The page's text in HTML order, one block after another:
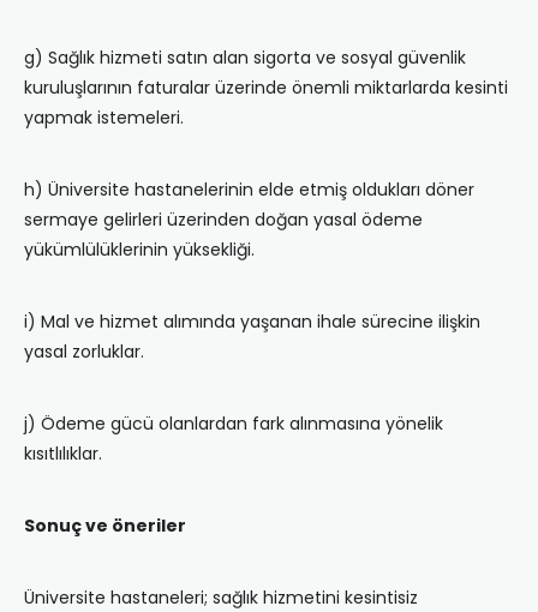
g) Sağlık hizmeti satın alan sigorta ve sosyal güvenlik
kuruluşlarının faturalar üzerinde önemli miktarlarda kesinti
yapmak istemeleri.
h) Üniversite hastanelerinin elde etmiş oldukları döner
sermaye gelirleri üzerinden doğan yasal ödeme
yükümlülüklerinin yüksekliği.
i) Mal ve hizmet alımında yaşanan ihale sürecine ilişkin
yasal zorluklar.
j) Ödeme gücü olanlardan fark alınmasına yönelik
kısıtlılıklar.
Sonuç ve öneriler
Üniversite hastaneleri; sağlık hizmetini kesintisiz